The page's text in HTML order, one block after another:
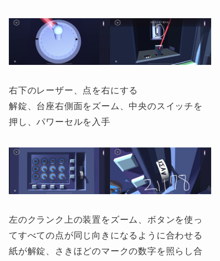
右下のレーザー、点を右にする
解錠、台座右側面をズーム、中央のスイッチを
押し、パワーセルを入手
左のクランク上の装置をズーム、ボタンを使っ
てすべての点が同じ向きになるように合わせる
紙が解錠、さきほどのマークの数字を照らし合